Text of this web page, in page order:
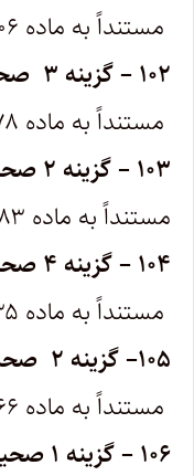
مستنداً به ماده ۴۰۶
۱۰۲ –گزینه ۳ صحیح است.
مستنداً به ماده ۲۷۸ قانون آیین دادرسی کیفری
۱۰۳ –گزینه ۲ صحیح است.
مستنداً به ماده ۲۸۳ قانون آیین دادرسی کیفری
۱۰۴ –گزینه ۴ صحیح است.
مستنداً به ماده ۲۳۵ قانون آیین دادرسی کیفری
۱۰۵–گزینه ۲ صحیح است.
مستنداً به ماده ۶۶ قانون آیین دادرسی کیفری
۱۰۶ –گزینه ۱ صحیح است.